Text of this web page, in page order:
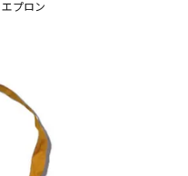
プロン